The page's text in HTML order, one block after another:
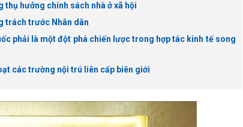
hưởng chính sách nhà ở xã hội
trách trước Nhân dân
phải là một đột phá chiến lược trong hợp tác kinh tế song
các trường nội trú liên cấp biên giới